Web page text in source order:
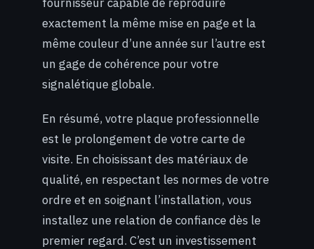
fournisseur capable de reproduire
exactement la même mise en page et la
même couleur d’une année sur l’autre est
un gage de cohérence pour votre
signalétique globale.
En résumé, votre plaque professionnelle
est le prolongement de votre carte de
visite. En choisissant des matériaux de
qualité, en respectant les normes de votre
ordre et en soignant l’installation, vous
installez une relation de confiance dès le
premier regard. C’est un investissement